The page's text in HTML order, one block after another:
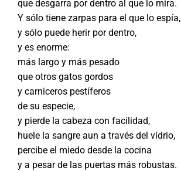
que desgarra por dentro al que lo mira.
Y sólo tiene zarpas para el que lo espía,
y sólo puede herir por dentro,
y es enorme:
más largo y más pesado
que otros gatos gordos
y carniceros pestíferos
de su especie,
y pierde la cabeza con facilidad,
huele la sangre aun a través del vidrio,
percibe el miedo desde la cocina
y a pesar de las puertas más robustas.